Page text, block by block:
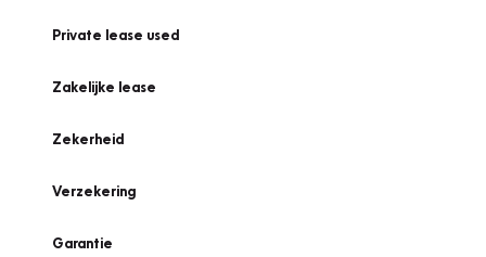
Private lease used
Zakelijke lease
Zekerheid
Verzekering
Garantie